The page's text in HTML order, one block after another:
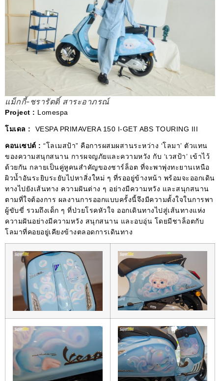
แม็กกี้-ชรารัตติ์ สาระอาภรณ์
Project : Lomespa
โมเดล : VESPA PRIMAVERA 150 I-GET ABS TOURING III
คอนเซปต์ : “โลเมสป้า” คือการผสมผสานระหว่าง ‘โลมา’ ตัวแทน
ของความสนุกสนาน การผจญภัยและความหวัง กับ ‘เวสป้า’ เข้าไว้
ด้วยกัน กลายเป็นคู่หูคนสําคัญของชาร์ล็อต ที่จะพาพุ่งทะยานเหนือ
ผิวน้ำอันระยิบระยับไปหาสิ่งใหม่ ๆ ที่รออยู่ข้างหน้า พร้อมจะออกเดิน
ทางไปยังเส้นทาง ความฝันต่าง ๆ อย่างมีความหวัง และสนุกสนาน
ตามที่ใจต้องการ ผลงานการออกแบบครั้งนี้จึงมีความตั้งใจในการพา
ผู้ขับขี่ รวมถึงเด็ก ๆ ที่ป่วยโรคหัวใจ ออกเดินทางไปสู่เส้นทางแห่ง
ความฝันอย่างมีความหวัง สนุกสนาน และอบอุ่น โดยมีชาล็อตกับ
โลมาที่คอยอยู่เคียงข้างตลอดการเดินทาง